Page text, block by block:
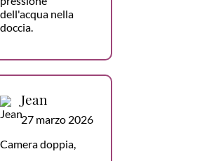
dell'acqua nella
doccia.
Jean
27 marzo 2026
Camera doppia,